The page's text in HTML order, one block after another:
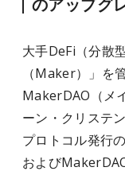
のアップグ
大手DeFi（分散
（Maker）」を
MakerDAO（メ
ーン・クリステ
プロトコル発行
および